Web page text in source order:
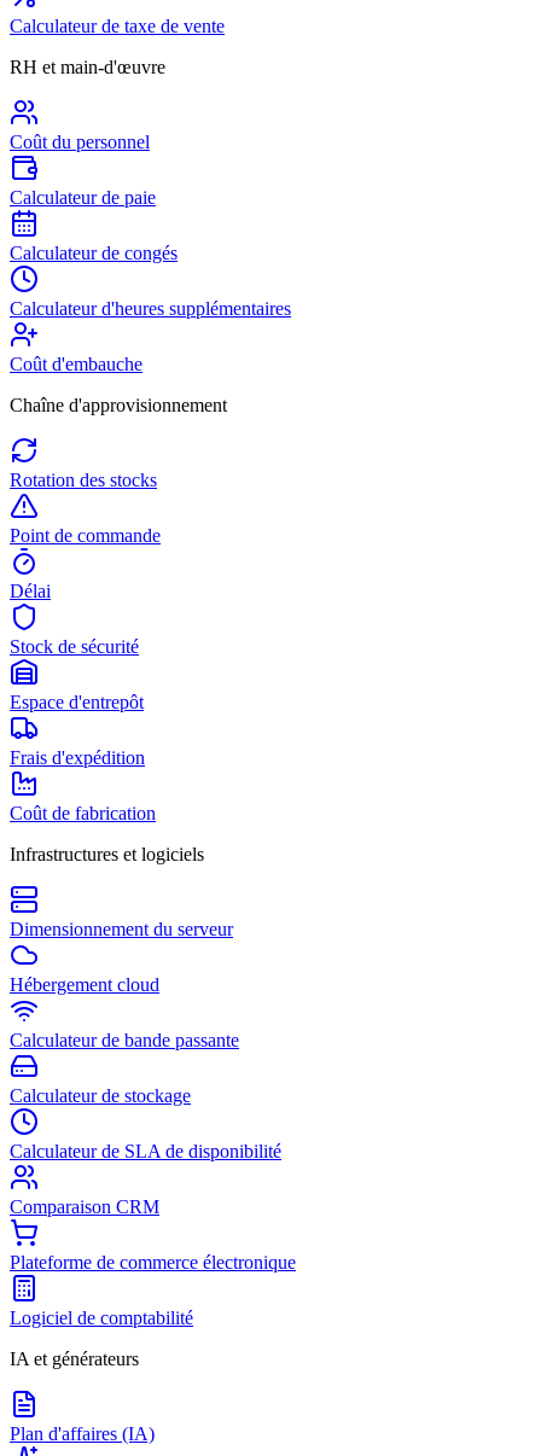
Calculateur de taxe de vente
RH et main-d'œuvre
Coût du personnel
Calculateur de paie
Calculateur de congés
Calculateur d'heures supplémentaires
Coût d'embauche
Chaîne d'approvisionnement
Rotation des stocks
Point de commande
Délai
Stock de sécurité
Espace d'entrepôt
Frais d'expédition
Coût de fabrication
Infrastructures et logiciels
Dimensionnement du serveur
Hébergement cloud
Calculateur de bande passante
Calculateur de stockage
Calculateur de SLA de disponibilité
Comparaison CRM
Plateforme de commerce électronique
Logiciel de comptabilité
IA et générateurs
Plan d'affaires (IA)